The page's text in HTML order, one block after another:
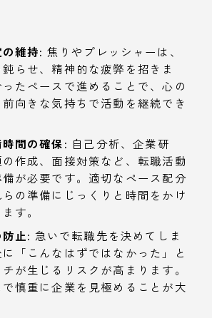
維持: 焦りやプレッシャーは、
らせ、精神的な疲弊を招きま
たペースで進めることで、心の
向きな気持ちで活動を継続でき
間の確保: 自己分析、企業研
作成、面接対策など、転職活動
が必要です。適切なペース配分
の準備にじっくりと時間をかけ
す。
止: 急いで転職先を決めてしま
「こんなはずではなかった」と
が生じるリスクが高まります。
慎重に企業を見極めることが大